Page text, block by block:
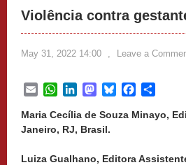
Violência contra
May 31, 2022 14:00 , Leave a
EmailWhatsApp
LinkedInMastodon
BlueskyFacebook
Maria Cecília de Souza Minayo,
Janeiro, RJ, Brasil.
Luiza Gualhano, Editora